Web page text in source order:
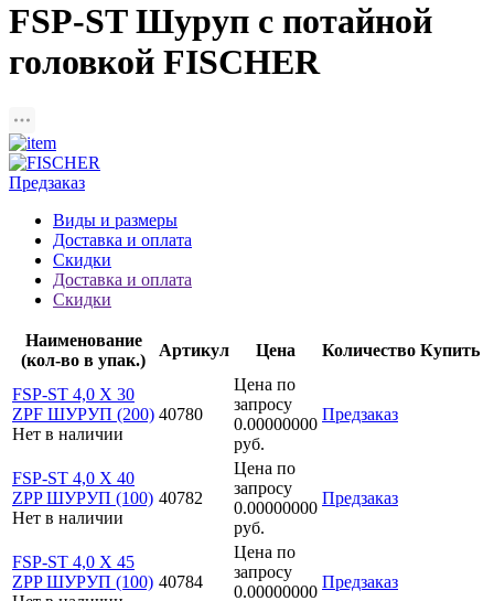
FSP-ST Шуруп с потайной
головкой FISCHER
Предзаказ
Виды и размеры
Доставка и оплата
Скидки
Доставка и оплата
Скидки
Наименование
(кол-во в упак.)
Артикул Цена Количество Купить
FSP-ST 4,0 X 30
ZPF ШУРУП (200)
Нет в наличии
40780
Цена по
запросу
0.00000000
руб.
Предзаказ
FSP-ST 4,0 X 40
ZPP ШУРУП (100)
Нет в наличии
40782
Цена по
запросу
0.00000000
руб.
Предзаказ
FSP-ST 4,0 X 45
ZPP ШУРУП (100) 40784
Цена по
запросу
0.00000000
Предзаказ